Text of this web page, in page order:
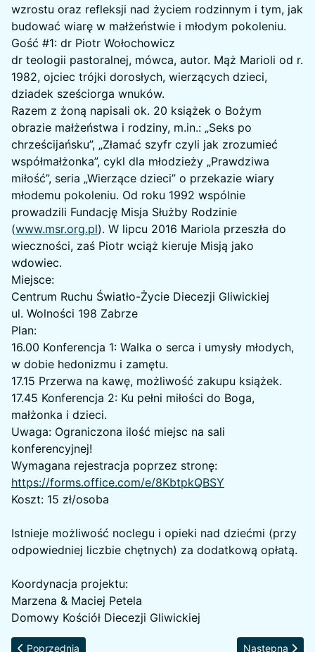
wzrostu oraz refleksji nad życiem rodzinnym i tym, jak
budować wiarę w małżeństwie i młodym pokoleniu.
Gość #1: dr Piotr Wołochowicz
dr teologii pastoralnej, mówca, autor. Mąż Marioli od r.
1982, ojciec trójki dorosłych, wierzących dzieci,
dziadek sześciorga wnuków.
Razem z żoną napisali ok. 20 książek o Bożym
obrazie małżeństwa i rodziny, m.in.: „Seks po
chrześcijańsku”, „Złamać szyfr czyli jak zrozumieć
współmałżonka”, cykl dla młodzieży „Prawdziwa
miłość”, seria „Wierzące dzieci” o przekazie wiary
młodemu pokoleniu. Od roku 1992 wspólnie
prowadzili Fundację Misja Służby Rodzinie
(www.msr.org.pl). W lipcu 2016 Mariola przeszła do
wieczności, zaś Piotr wciąż kieruje Misją jako
wdowiec.
Miejsce:
Centrum Ruchu Światło-Życie Diecezji Gliwickiej
ul. Wolności 198 Zabrze
Plan:
16.00 Konferencja 1: Walka o serca i umysły młodych,
w dobie hedonizmu i zamętu.
17.15 Przerwa na kawę, możliwość zakupu książek.
17.45 Konferencja 2: Ku pełni miłości do Boga,
małżonka i dzieci.
Uwaga: Ograniczona ilość miejsc na sali
konferencyjnej!
Wymagana rejestracja poprzez stronę:
https://forms.office.com/e/8KbtpkQBSY
Koszt: 15 zł/osoba
Istnieje możliwość noclegu i opieki nad dziećmi (przy
odpowiedniej liczbie chętnych) za dodatkową opłatą.
Koordynacja projektu:
Marzena & Maciej Petela
Domowy Kościół Diecezji Gliwickiej
Poprzednia strona: Zaproszenie na Remont Małżeński 2024
Poprzednia Następna
Następna